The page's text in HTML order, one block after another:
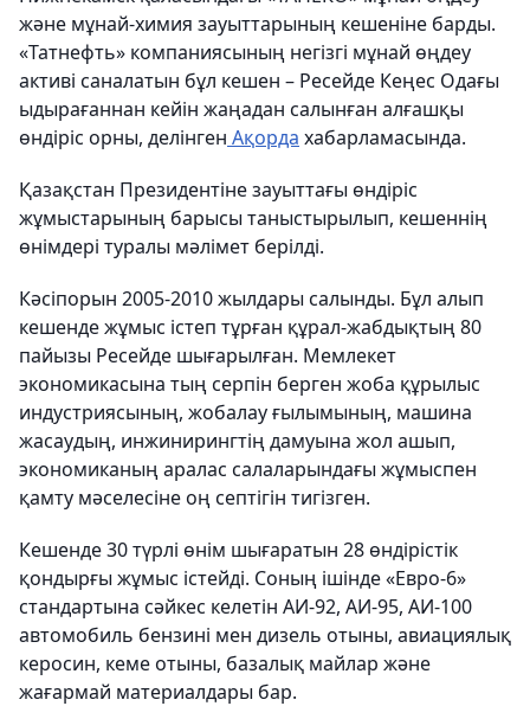
және мұнай-химия зауыттарының кешеніне барды.
«Татнефть» компаниясының негізгі мұнай өңдеу
активі саналатын бұл кешен – Ресейде Кеңес Одағы
ыдырағаннан кейін жаңадан салынған алғашқы
өндіріс орны, делінген Ақорда хабарламасында.
Қазақстан Президентіне зауыттағы өндіріс
жұмыстарының барысы таныстырылып, кешеннің
өнімдері туралы мәлімет берілді.
Кәсіпорын 2005-2010 жылдары салынды. Бұл алып
кешенде жұмыс істеп тұрған құрал-жабдықтың 80
пайызы Ресейде шығарылған. Мемлекет
экономикасына тың серпін берген жоба құрылыс
индустриясының, жобалау ғылымының, машина
жасаудың, инжинирингтің дамуына жол ашып,
экономиканың аралас салаларындағы жұмыспен
қамту мәселесіне оң септігін тигізген.
Кешенде 30 түрлі өнім шығаратын 28 өндірістік
қондырғы жұмыс істейді. Соның ішінде «Евро-6»
стандартына сәйкес келетін АИ-92, АИ-95, АИ-100
автомобиль бензині мен дизель отыны, авиациялық
керосин, кеме отыны, базалық майлар және
жағармай материалдары бар.